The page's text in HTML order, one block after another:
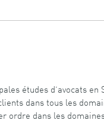
études d’avocats
dans tous les
ordre dans les